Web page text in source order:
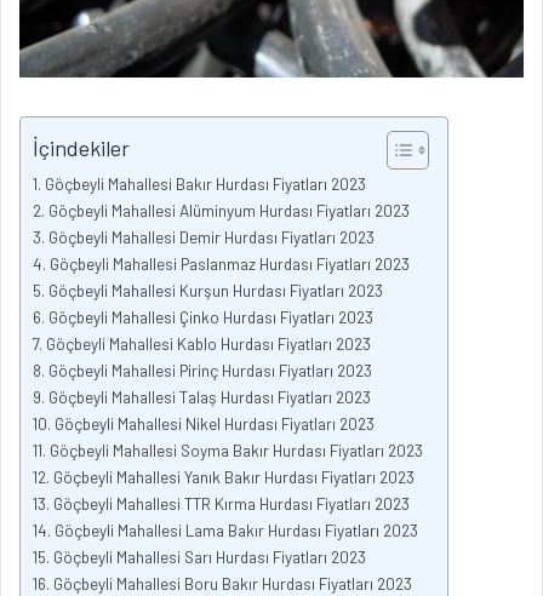
İçindekiler
Göçbeyli Mahallesi Bakır Hurdası Fiyatları 2023
Göçbeyli Mahallesi Alüminyum Hurdası Fiyatları 2023
Göçbeyli Mahallesi Demir Hurdası Fiyatları 2023
Göçbeyli Mahallesi Paslanmaz Hurdası Fiyatları 2023
Göçbeyli Mahallesi Kurşun Hurdası Fiyatları 2023
Göçbeyli Mahallesi Çinko Hurdası Fiyatları 2023
Göçbeyli Mahallesi Kablo Hurdası Fiyatları 2023
Göçbeyli Mahallesi Pirinç Hurdası Fiyatları 2023
Göçbeyli Mahallesi Talaş Hurdası Fiyatları 2023
Göçbeyli Mahallesi Nikel Hurdası Fiyatları 2023
Göçbeyli Mahallesi Soyma Bakır Hurdası Fiyatları 2023
Göçbeyli Mahallesi Yanık Bakır Hurdası Fiyatları 2023
Göçbeyli Mahallesi TTR Kırma Hurdası Fiyatları 2023
Göçbeyli Mahallesi Lama Bakır Hurdası Fiyatları 2023
Göçbeyli Mahallesi Sarı Hurdası Fiyatları 2023
Göçbeyli Mahallesi Boru Bakır Hurdası Fiyatları 2023